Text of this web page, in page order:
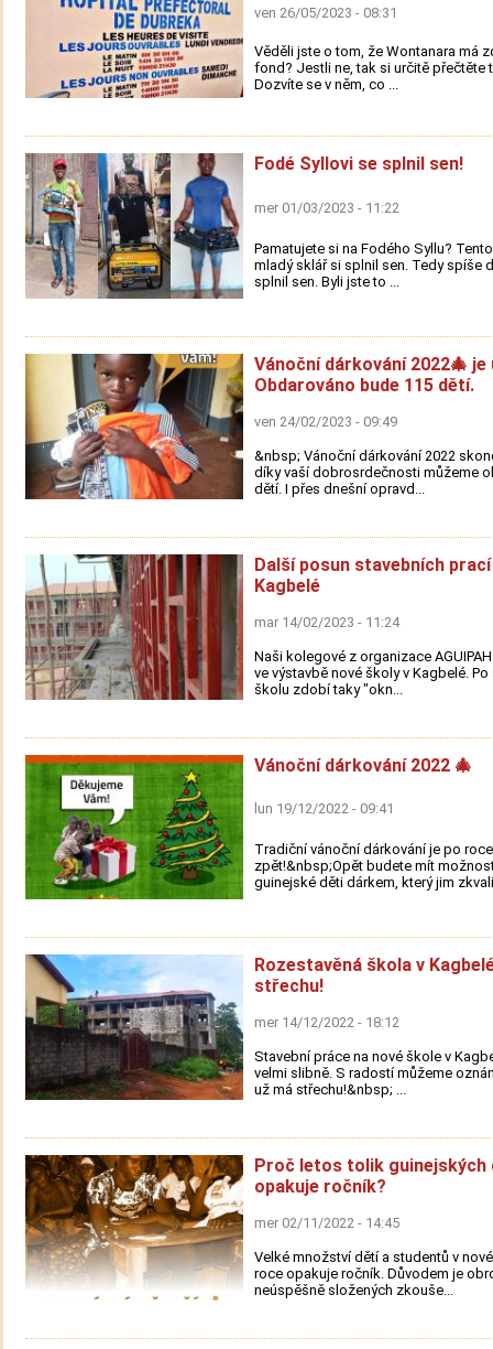
ven 26/05/2023 - 08:31
Věděli jste o tom, že Wontanara má
fond? Jestli ne, tak si určitě přečtěte
Dozvíte se v něm, co ...
Fodé Syllovi se splnil sen!
mer 01/03/2023 - 11:22
Pamatujete si na Fodého Syllu?
mladý sklář si splnil sen. Tedy spíše
splnil sen. Byli jste to ...
Vánoční dárkování 2022🎄 je
Obdarováno bude 115 dětí.
ven 24/02/2023 - 09:49
&nbsp; Vánoční dárkování 2022
díky vaší dobrosrdečnosti můžeme
dětí. I přes dnešní opravd...
Další posun stavebních
Kagbelé
mar 14/02/2023 - 11:24
Naši kolegové z organizace
ve výstavbě nové školy v Kagbelé. Po
školu zdobí taky "okn...
Vánoční dárkování 2022 🎄
lun 19/12/2022 - 09:41
Tradiční vánoční dárkování je po roce
zpět!&nbsp;Opět budete mít
guinejské děti dárkem, který jim
Rozestavěná škola v
střechu!
mer 14/12/2022 - 18:12
Stavební práce na nové škole v
velmi slibně. S radostí můžeme
už má střechu!&nbsp; ...
Proč letos tolik guinejských
opakuje ročník?
mer 02/11/2022 - 14:45
Velké množství dětí a studentů v
roce opakuje ročník. Důvodem je
neúspěšně složených zkouše...